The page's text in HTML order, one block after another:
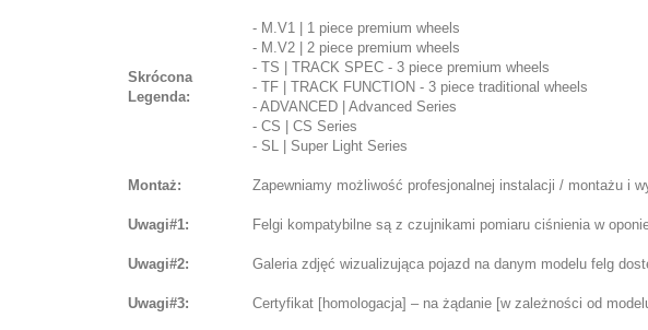
Skrócona
Legenda:
- M.V1 | 1 piece premium wheels
- M.V2 | 2 piece premium wheels
- TS | TRACK SPEC - 3 piece premium wheels
- TF | TRACK FUNCTION - 3 piece traditional wheels
- ADVANCED | Advanced Series
- CS | CS Series
- SL | Super Light Series
Montaż: Zapewniamy możliwość profesjonalnej instalacji / montażu i
Uwagi#1: Felgi kompatybilne są z czujnikami pomiaru ciśnienia w
Uwagi#2: Galeria zdjęć wizualizująca pojazd na danym modelu felg
Uwagi#3: Certyfikat [homologacja] – na żądanie [w zależności od